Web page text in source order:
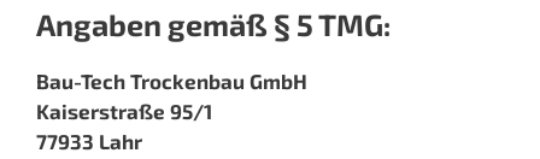
Angaben gemäß § 5 TMG:
Bau-Tech Trockenbau GmbH
Kaiserstraße 95/1
77933 Lahr